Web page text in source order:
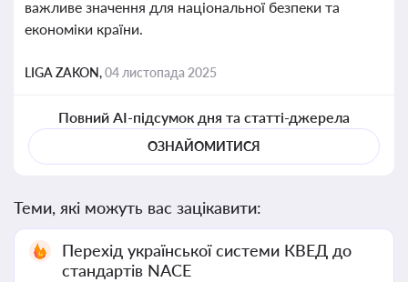
важливе значення для національної безпеки та
економіки країни.
LIGA ZAKON,04 листопада 2025
Повний AI-підсумок дня та статті-джерела
ОЗНАЙОМИТИСЯ
Теми, які можуть вас зацікавити:
Перехід української системи КВЕД до
стандартів NACE